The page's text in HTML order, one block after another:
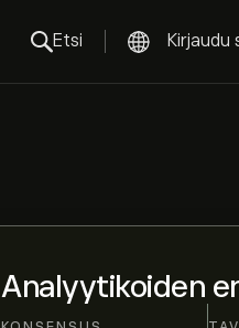
Etsi Kirjaudu
Analyytikoiden